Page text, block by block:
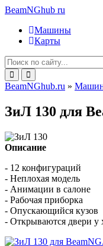
BeamNGhub ru
Машины
Карты
BeamNGhub.ru »
ЗиЛ 130 для
Описание
- 12 конфигураций
- Неплохая модель
- Анимации в салоне
- Рабочая приборка
- Опускающийся кузов
- Открываются двери у